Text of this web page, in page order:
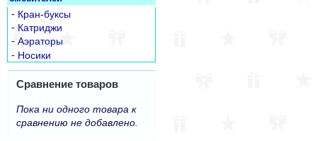
- Кран-буксы
- Катриджи
- Аэраторы
- Носики
Сравнение товаров
Пока ни одного товара к
сравнению не добавлено.